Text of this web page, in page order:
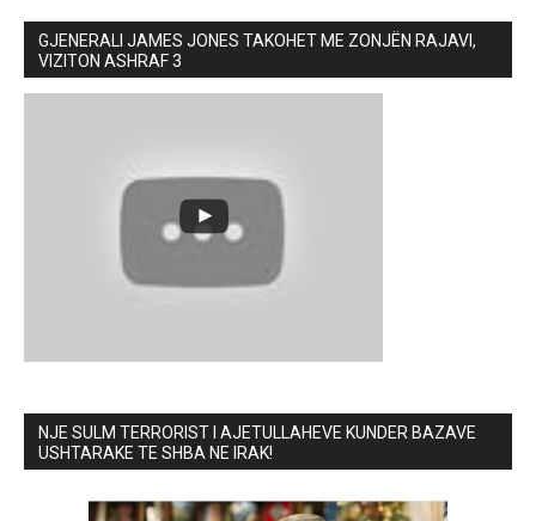
GJENERALI JAMES JONES TAKOHET ME ZONJËN RAJAVI,
VIZITON ASHRAF 3
NJE SULM TERRORIST I AJETULLAHEVE KUNDER BAZAVE
USHTARAKE TE SHBA NE IRAK!